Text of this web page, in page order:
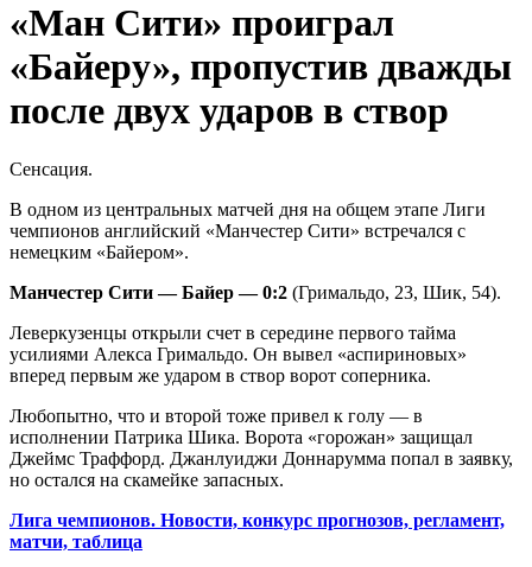
«Ман Сити» проиграл
«Байеру», пропустив дважды
после двух ударов в створ
Сенсация.
В одном из центральных матчей дня на общем этапе Лиги
чемпионов английский «Манчестер Сити» встречался с
немецким «Байером».
Манчестер Сити — Байер — 0:2 (Гримальдо, 23, Шик, 54).
Леверкузенцы открыли счет в середине первого тайма
усилиями Алекса Гримальдо. Он вывел «аспириновых»
вперед первым же ударом в створ ворот соперника.
Любопытно, что и второй тоже привел к голу — в
исполнении Патрика Шика. Ворота «горожан» защищал
Джеймс Траффорд. Джанлуиджи Доннарумма попал в заявку,
но остался на скамейке запасных.
Лига чемпионов. Новости, конкурс прогнозов, регламент,
матчи, таблица